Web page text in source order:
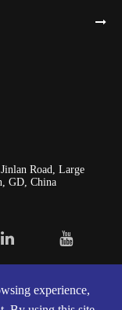
Road, Large
GD, China
experience,